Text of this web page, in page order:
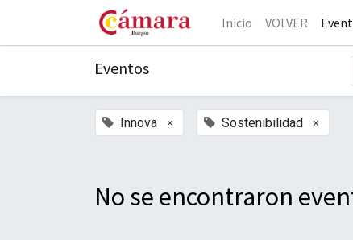
Inicio VOLVER
Eventos
Innova × Sostenibilidad ×
No se encontraron